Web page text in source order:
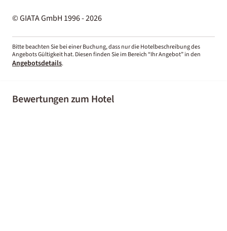
© GIATA GmbH 1996 - 2026
Bitte beachten Sie bei einer Buchung, dass nur die Hotelbeschreibung des
Angebots Gültigkeit hat. Diesen finden Sie im Bereich “Ihr Angebot” in den
Angebotsdetails.
Bewertungen zum Hotel